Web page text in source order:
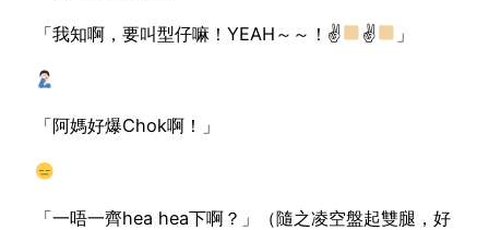
「我知啊，要叫型仔嘛！YEAH～～！✌ ✌ 」
「阿媽好爆Chok啊！」
「一唔一齊hea hea下啊？」（隨之凌空盤起雙腿，好